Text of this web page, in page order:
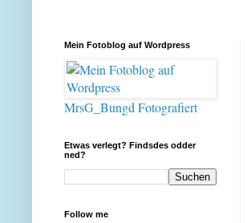
Mein Fotoblog auf Wordpress
MrsG_Bungd Fotografiert
Etwas verlegt? Findsdes odder
ned?
Follow me